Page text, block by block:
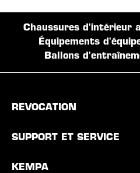
Chaussures d'intérieur
Équipements
Ballons
REVOCATION
SUPPORT ET SERVICE
KEMPA